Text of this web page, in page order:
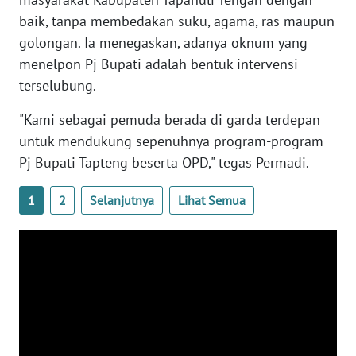
baik, tanpa membedakan suku, agama, ras maupun
golongan. Ia menegaskan, adanya oknum yang
menelpon Pj Bupati adalah bentuk intervensi
terselubung.
"Kami sebagai pemuda berada di garda terdepan
untuk mendukung sepenuhnya program-program
Pj Bupati Tapteng beserta OPD," tegas Permadi.
1 2 Selanjutnya Lihat Semua
KALTARA
WN
KALTIM
WN
SULSEL